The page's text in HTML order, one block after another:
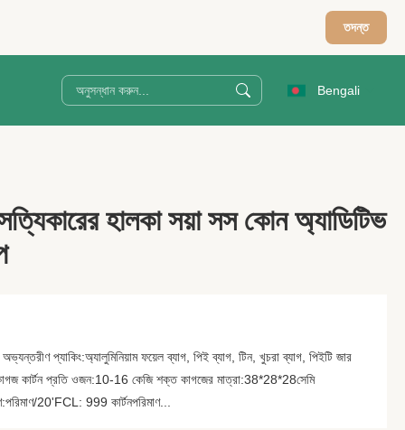
তদন্ত
Bengali
হালকা সয়া সস কোন অ্যাডিটিভ
প্যাকিং:অ্যালুমিনিয়াম ফয়েল ব্যাগ, পিই ব্যাগ, টিন, খুচরা ব্যাগ, পিইটি জার
কাগজ কার্টন প্রতি ওজন:10-16 কেজি শক্ত কাগজের মাত্রা:38*28*28সেমি
20'FCL: 999 কার্টনপরিমাণ...